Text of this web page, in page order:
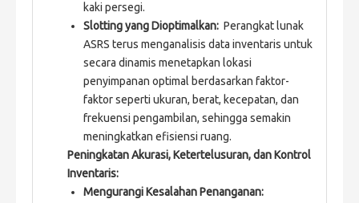
kaki persegi.
Slotting yang Dioptimalkan: Perangkat lunak
ASRS terus menganalisis data inventaris untuk
secara dinamis menetapkan lokasi
penyimpanan optimal berdasarkan faktor-
faktor seperti ukuran, berat, kecepatan, dan
frekuensi pengambilan, sehingga semakin
meningkatkan efisiensi ruang.
Peningkatan Akurasi, Ketertelusuran, dan Kontrol
Inventaris:
Mengurangi Kesalahan Penanganan: